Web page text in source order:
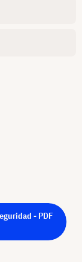
- PDF